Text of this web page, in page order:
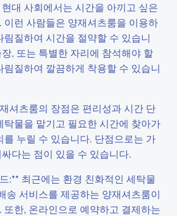
대 사회에서는 시간을 아끼고 싶은
이런 사람들은 양재셔츠룸을 이용하
림질하여 시간을 절약할 수 있습니
, 또는 특별한 자리에 참석해야 할
질하여 깔끔하게 착용할 수 있습니
셔츠룸의 장점은 편리성과 시간 단
탁물을 맡기고 필요한 시간에 찾아가
를 누릴 수 있습니다. 단점으로는 가
다는 점이 있을 수 있습니다.
:** 최근에는 환경 친화적인 세탁물
송 서비스를 제공하는 양재셔츠룸이
또한, 온라인으로 예약하고 결제하는